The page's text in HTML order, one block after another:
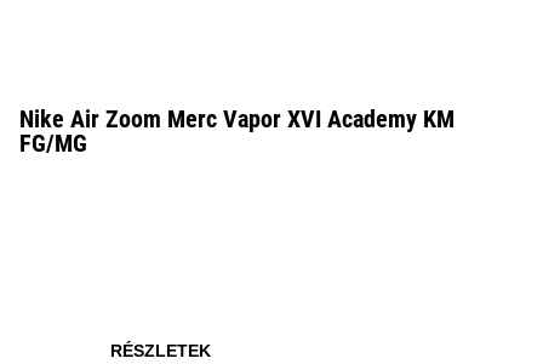
Nike Air Zoom Merc Vapor XVI Academy KM
FG/MG
RÉSZLETEK